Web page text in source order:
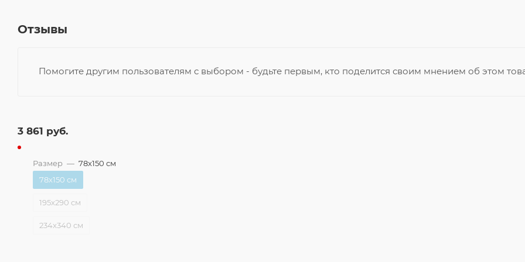
Отзывы
Помогите другим пользователям с выбором - будьте первым, кто поделится своим мнением об этом
3 861 руб.
Размер — 78x150 см
78x150 см
195x290 см
234x340 см